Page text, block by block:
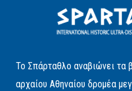
Το Σπάρταθλο αναβιώνει τα
αρχαίου Αθηναίου δρομέα